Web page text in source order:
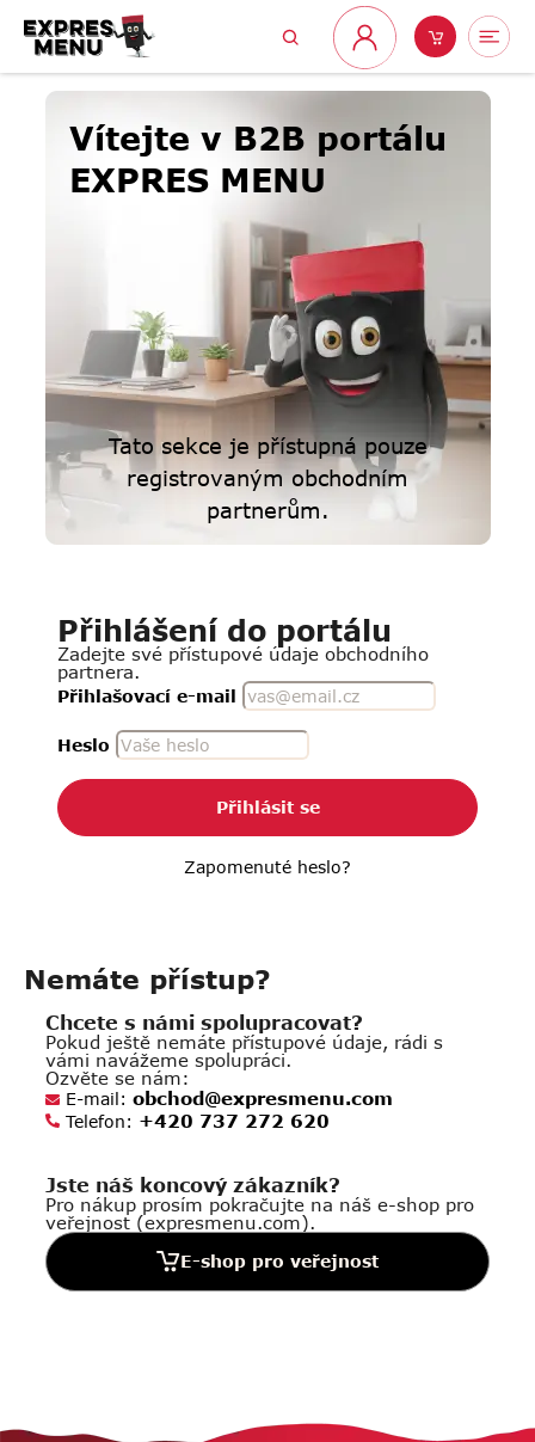
obsah
Hledat
Přihlášení
Nákupní
košík
Vítejte v B2B portálu
EXPRES MENU
Tato sekce je přístupná pouze
registrovaným obchodním
partnerům.
Přihlášení do portálu
Zadejte své přístupové údaje obchodního
partnera.
Přihlašovací e-mail
Heslo
Přihlásit se
Zapomenuté heslo?
Nemáte přístup?
Chcete s námi spolupracovat?
Pokud ještě nemáte přístupové údaje, rádi s
vámi navážeme spolupráci.
Ozvěte se nám:
E-mail: obchod@expresmenu.com
Telefon: +420 737 272 620
Jste náš koncový zákazník?
Pro nákup prosím pokračujte na náš e-shop pro
veřejnost (expresmenu.com).
E-shop pro veřejnost
Z